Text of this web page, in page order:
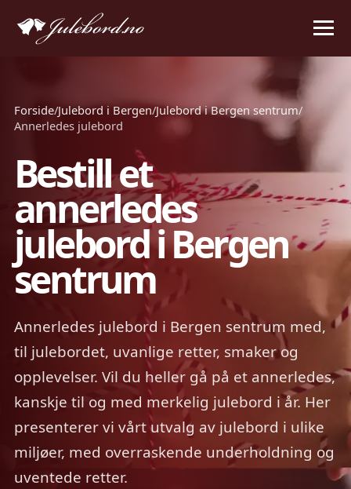
Forside/Julebord i Bergen/Julebord i Bergen sentrum/
Annerledes julebord
Bestill et
annerledes
julebord i Bergen
sentrum
Annerledes julebord i Bergen sentrum med,
til julebordet, uvanlige retter, smaker og
opplevelser. Vil du heller gå på et annerledes,
kanskje til og med merkelig julebord i år. Her
presenterer vi vårt utvalg av julebord i ulike
miljøer, med overraskende underholdning og
uventede retter.